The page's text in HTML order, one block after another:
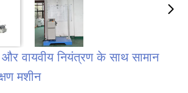
और वायवीय नियंत्रण के साथ सामान
मशीन